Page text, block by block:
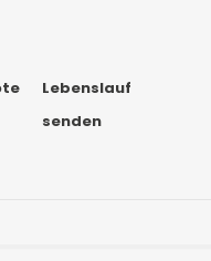
Lebenslauf
senden